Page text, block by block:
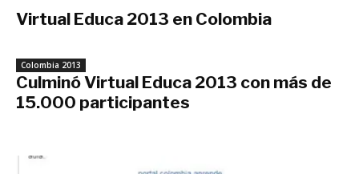
Virtual Educa 2013 en Colombia
Colombia 2013
Culminó Virtual Educa 2013 con más de
15.000 participantes